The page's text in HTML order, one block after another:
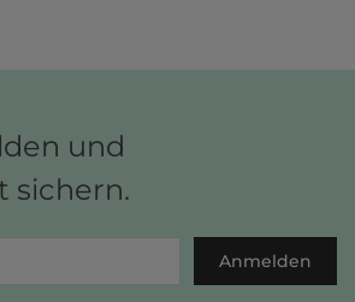
und
sichern.
Anmelden